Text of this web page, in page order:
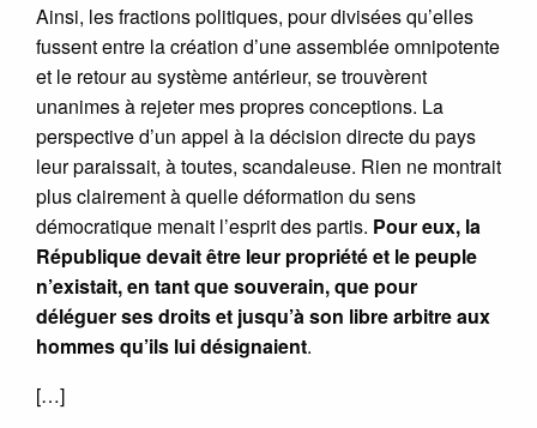
Ainsi, les fractions politiques, pour divisées qu’elles
fussent entre la création d’une assemblée omnipotente
et le retour au système antérieur, se trouvèrent
unanimes à rejeter mes propres conceptions. La
perspective d’un appel à la décision directe du pays
leur paraissait, à toutes, scandaleuse. Rien ne montrait
plus clairement à quelle déformation du sens
démocratique menait l’esprit des partis. Pour eux, la
République devait être leur propriété et le peuple
n’existait, en tant que souverain, que pour
déléguer ses droits et jusqu’à son libre arbitre aux
hommes qu’ils lui désignaient.
[…]